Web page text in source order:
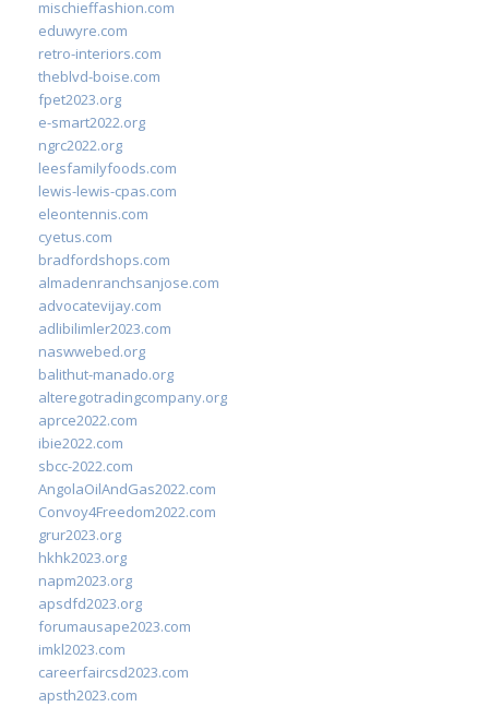
mischieffashion.com
eduwyre.com
retro-interiors.com
theblvd-boise.com
fpet2023.org
e-smart2022.org
ngrc2022.org
leesfamilyfoods.com
lewis-lewis-cpas.com
eleontennis.com
cyetus.com
bradfordshops.com
almadenranchsanjose.com
advocatevijay.com
adlibilimler2023.com
naswwebed.org
balithut-manado.org
alteregotradingcompany.org
aprce2022.com
ibie2022.com
sbcc-2022.com
AngolaOilAndGas2022.com
Convoy4Freedom2022.com
grur2023.org
hkhk2023.org
napm2023.org
apsdfd2023.org
forumausape2023.com
imkl2023.com
careerfaircsd2023.com
apsth2023.com